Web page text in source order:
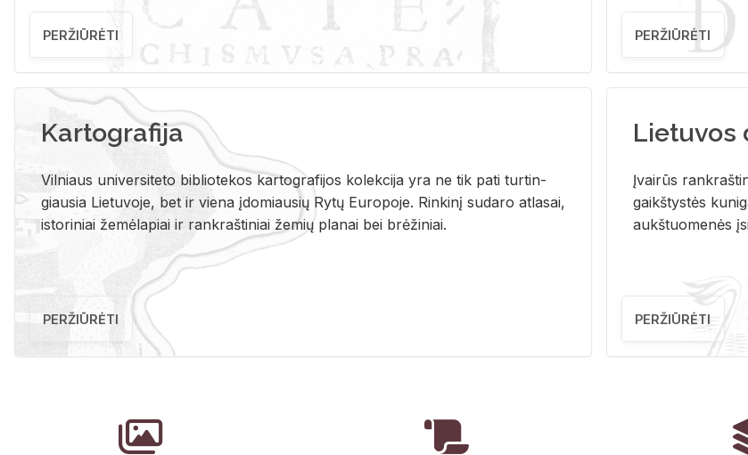
PERŽIŪRĖTI PERŽIŪRĖTI
Kartografija
Vil­niaus uni­ver­si­te­to bi­b­lio­te­kos kar­to­gra­fi­jos ko­lek­ci­ja yra ne tik pati tur­tin­
giau­sia Lie­tu­vo­je, bet ir vie­na įdo­miau­sių Rytų Eu­ro­po­je. Rin­ki­nį su­da­ro at­la­sai,
is­to­ri­niai že­mė­la­piai ir rank­raš­ti­niai že­mių pla­nai bei brė­ži­niai.
PERŽIŪRĖTI
Lietuvos
Įvai­rūs
gaikš­tys­tės
aukš­tuo­me­nės
PERŽIŪRĖTI